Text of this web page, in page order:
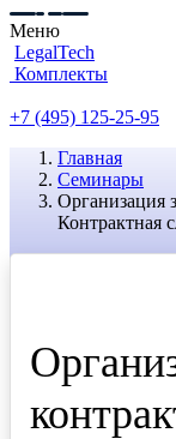
Меню
LegalTech
Комплекты
+7 (495) 125-25-95
Главная
Семинары
Организация
Контрактная